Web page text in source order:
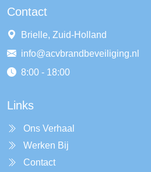
Contact
Brielle, Zuid-Holland
info@acvbrandbeveiliging.nl
8:00 - 18:00
Links
Ons Verhaal
Werken Bij
Contact